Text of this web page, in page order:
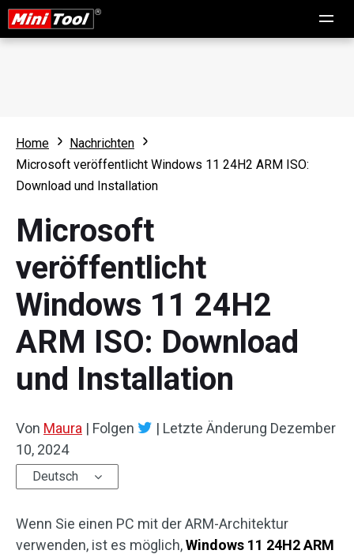
Home
Nachrichten
Microsoft veröffentlicht Windows 11 24H2 ARM ISO:
Download und Installation
Microsoft
veröffentlicht
Windows 11 24H2
ARM ISO: Download
und Installation
Von Maura | Folgen | Letzte Änderung Dezember
10, 2024
Deutsch
Wenn Sie einen PC mit der ARM-Architektur
verwenden, ist es möglich,Windows 11 24H2 ARM